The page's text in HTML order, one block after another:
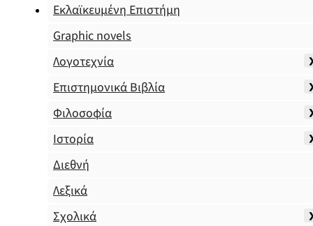
Εκλαϊκευμένη Επιστήμη
Graphic novels
Λογοτεχνία
Επιστημονικά Βιβλία
Φιλοσοφία
Ιστορία
Διεθνή
Λεξικά
Σχολικά